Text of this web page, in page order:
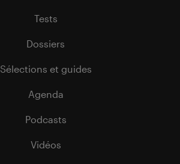
Tests
Dossiers
Sélections et guides
Agenda
Podcasts
Vidéos